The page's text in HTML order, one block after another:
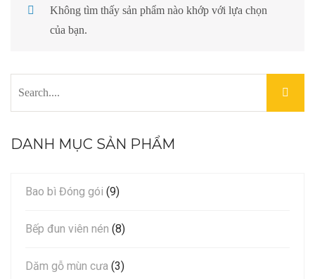
Không tìm thấy sản phẩm nào khớp với lựa chọn
của bạn.
DANH MỤC SẢN PHẨM
Bao bì Đóng gói (9)
Bếp đun viên nén (8)
Dăm gỗ mùn cưa (3)